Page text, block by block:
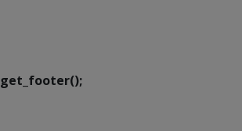
get_footer();